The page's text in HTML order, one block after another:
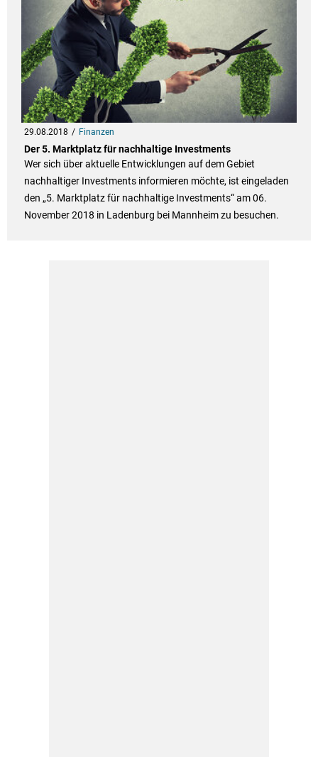
29.08.2018 Finanzen
Der 5. Marktplatz für nachhaltige Investments
Wer sich über aktuelle Entwicklungen auf dem Gebiet
nachhaltiger Investments informieren möchte, ist eingeladen
den „5. Marktplatz für nachhaltige Investments“ am 06.
November 2018 in Ladenburg bei Mannheim zu besuchen.